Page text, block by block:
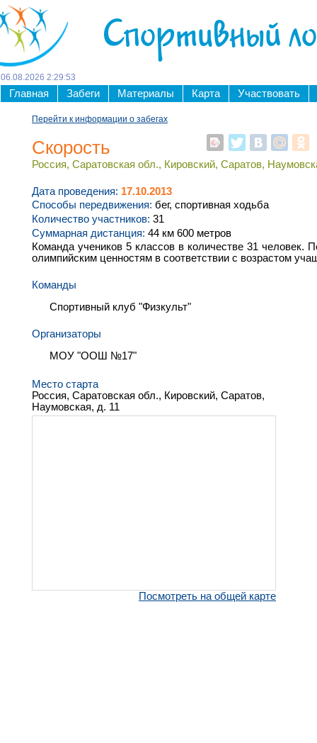
Спортивный
06 08 2026 2:29:53
Главная Забеги Материалы Карта Участвовать
Перейти к информации о забегах
Скорость
Россия, Саратовская обл., Кировский, Саратов,
Дата проведения: 17.10.2013
Способы передвижения: бег, спортивная ходьба
Количество участников: 31
Суммарная дистанция: 44 км 600 метров
Команда учеников 5 классов в количестве 31
олимпийским ценностям в соответствии с возрастом
Команды
Спортивный клуб "Физкульт"
Организаторы
МОУ "ООШ №17"
Место старта
Россия, Саратовская обл., Кировский, Саратов,
Наумовская, д. 11
Посмотреть на общей карте